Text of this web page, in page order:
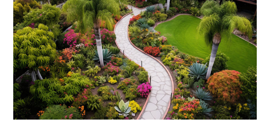
comment
délimiter
votre
jardin
?